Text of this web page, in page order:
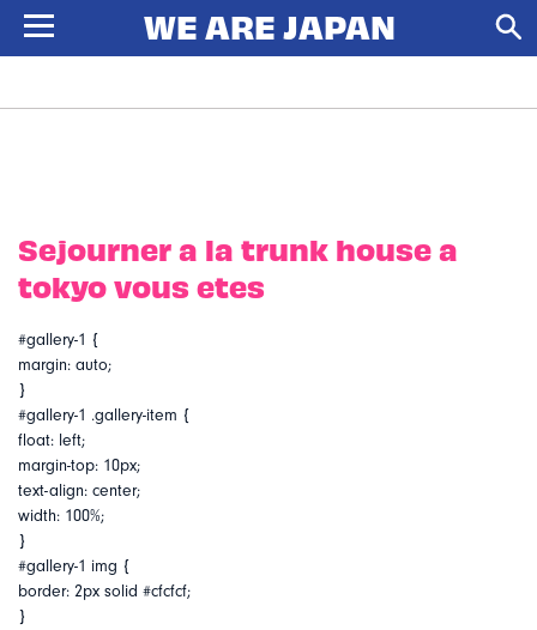
Sejourner a la trunk house a
tokyo vous etes
#gallery-1 {
margin: auto;
}
#gallery-1 .gallery-item {
float: left;
margin-top: 10px;
text-align: center;
width: 100%;
}
#gallery-1 img {
border: 2px solid #cfcfcf;
}